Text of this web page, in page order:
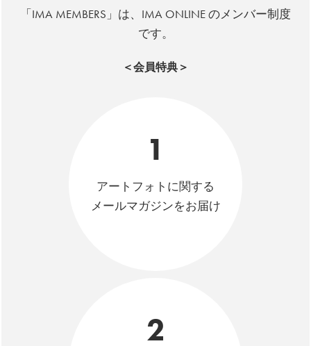
「IMA MEMBERS」は、IMA ONLINE のメンバー制度
です。
＜会員特典＞
1
アートフォトに関する
メールマガジンをお届け
2